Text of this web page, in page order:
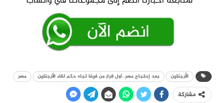
الأرجنتين بعد إحتجاج مصر..أول قرار من فيفا تجاه حكم لقاء الأرجنتين مصر
مشاركة